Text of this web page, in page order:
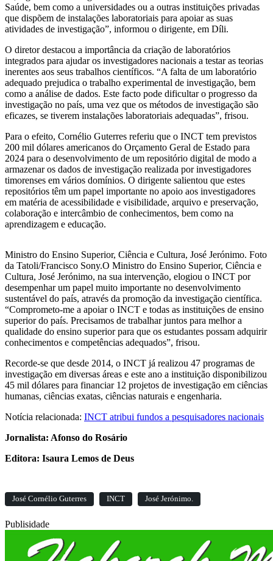
Saúde, bem como a universidades ou a outras instituições privadas
que dispõem de instalações laboratoriais para apoiar as suas
atividades de investigação”, informou o dirigente, em Díli.
O diretor destacou a importância da criação de laboratórios
integrados para ajudar os investigadores nacionais a testar as teorias
inerentes aos seus trabalhos científicos. “A falta de um laboratório
adequado prejudica o trabalho experimental de investigação, bem
como a análise de dados. Este facto pode dificultar o progresso da
investigação no país, uma vez que os métodos de investigação são
eficazes, se tiverem instalações laboratoriais adequadas”, frisou.
Para o efeito, Cornélio Guterres referiu que o INCT tem previstos
200 mil dólares americanos do Orçamento Geral de Estado para
2024 para o desenvolvimento de um repositório digital de modo a
armazenar os dados de investigação realizada por investigadores
timorenses em vários domínios. O dirigente salientou que estes
repositórios têm um papel importante no apoio aos investigadores
em matéria de acessibilidade e visibilidade, arquivo e preservação,
colaboração e intercâmbio de conhecimentos, bem como na
aprendizagem e educação.
Ministro do Ensino Superior, Ciência e Cultura, José Jerónimo. Foto
da Tatoli/Francisco Sony.O Ministro do Ensino Superior, Ciência e
Cultura, José Jerónimo, na sua intervenção, elogiou o INCT por
desempenhar um papel muito importante no desenvolvimento
sustentável do país, através da promoção da investigação científica.
“Comprometo-me a apoiar o INCT e todas as instituições de ensino
superior do país. Precisamos de trabalhar juntos para melhor a
qualidade do ensino superior para que os estudantes possam adquirir
conhecimentos e competências adequados”, frisou.
Recorde-se que desde 2014, o INCT já realizou 47 programas de
investigação em diversas áreas e este ano a instituição disponibilizou
45 mil dólares para financiar 12 projetos de investigação em ciências
humanas, ciências exatas, ciências naturais e engenharia.
Notícia relacionada: INCT atribui fundos a pesquisadores nacionais
Jornalista: Afonso do Rosário
Editora: Isaura Lemos de Deus
José Cornélio Guterres INCT José Jerónimo.
Publisidade